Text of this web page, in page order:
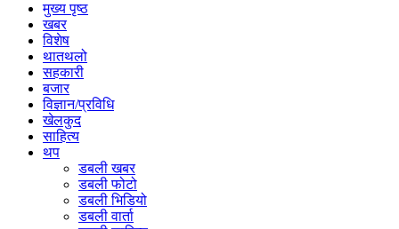
मुख्य पृष्ठ
खबर
विशेष
थातथलो
सहकारी
बजार
विज्ञान/प्रविधि
खेलकुद
साहित्य
थप
डबली खबर
डबली फोटो
डबली भिडियो
डबली वार्ता